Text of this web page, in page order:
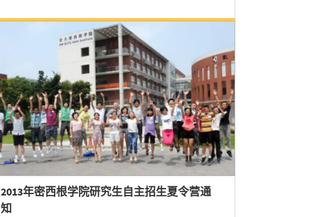
团。
2013年密西根学院研究生自主招生夏令营通
知